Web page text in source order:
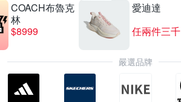
COACH布魯克
林
$8999
愛迪達
任兩件三千
嚴選品牌